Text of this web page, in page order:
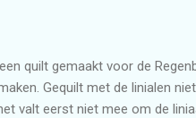
quilt gemaakt voor de
Gequilt met de linialen
valt eerst niet mee om de